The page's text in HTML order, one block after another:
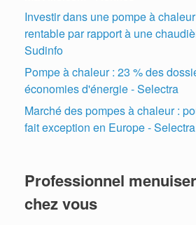
Investir dans une pompe à
rentable par rapport à une
Sudinfo
Pompe à chaleur : 23 % des
économies d'énergie - Selectra
Marché des pompes à chaleur :
fait exception en Europe - Selectra
Professionnel
chez vous